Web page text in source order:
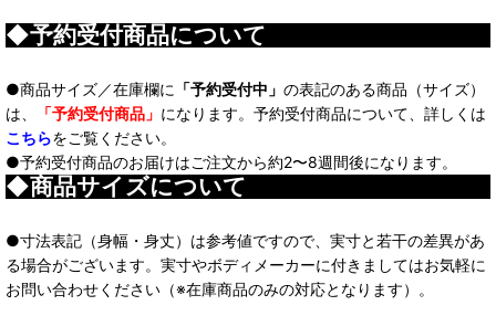
◆予約受付商品について
●商品サイズ／在庫欄に 「予約受付中」 の表記のある商品（サイズ）
は、
「予約受付商品」 になります。予約受付商品について、詳しくは
こちらをご覧ください。
●予約受付商品のお届けはご注文から約2〜8週間後になります。
◆商品サイズについて
●寸法表記（身幅・身丈）は参考値ですので、実寸と若干の差異があ
る場合がございます。実寸やボディメーカーに付きましてはお気軽に
お問い合わせください（※在庫商品のみの対応となります）。